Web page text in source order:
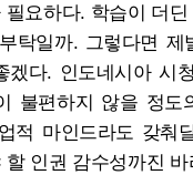
요하다. 학습이 더
탁일까. 그렇다면 제
겠다. 인도네시아 시
불편하지 않을 정도
적 마인드라도 갖춰
인권 감수성까진